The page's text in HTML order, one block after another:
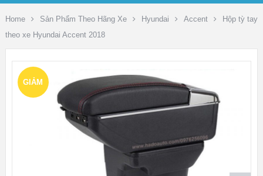
Home Sản Phẩm Theo Hãng Xe Hyundai Accent
Hộp tỳ tay
theo xe Hyundai Accent 2018
GIẢM